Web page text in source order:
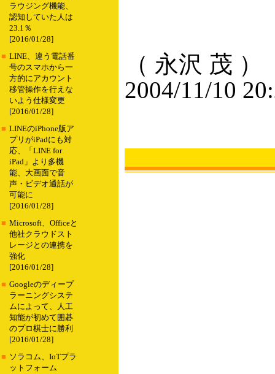
ラウジング機能、
認知していた人は
23.1％
[2016/01/28]
■ LINE、違う電話番
号のスマホから一
方的にアカウント
移管操作を行えな
いよう仕様変更
[2016/01/28]
■ LINEのiPhone版ア
プリがiPadにも対
応、「LINE for
iPad」より多機
能、大画面で音
声・ビデオ通話が
可能に
[2016/01/28]
■ Microsoft、Officeと
他社クラウドスト
レージとの連携を
強化
[2016/01/28]
■ Googleのディープ
ラーニングシステ
ムによって、人工
知能が初めて囲碁
のプロ棋士に勝利
[2016/01/28]
■ ソラコム、IoTプラ
ットフォーム
（ 永沢 茂 ）
2004/11/10